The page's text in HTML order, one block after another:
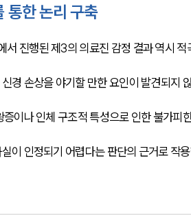
통한 논리 구축
서 진행된 제3의 의료진 감정 결과 역시 적
경 손상을 야기할 만한 요인이 발견되지
이나 인체 구조적 특성으로 인한 불가피
이 인정되기 어렵다는 판단의 근거로 작